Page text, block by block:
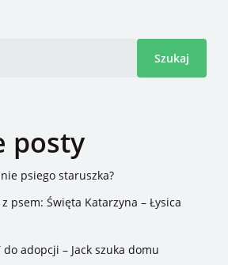
Szukaj
posty
psiego staruszka?
psem: Święta Katarzyna – Łysica
do adopcji – Jack szuka domu